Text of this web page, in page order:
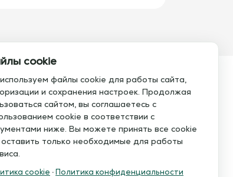
нами
93
Электронная почта:
info@assistent-trenera.ru
cookie
файлы cookie для работы сайта,
и сохранения настроек. Продолжая
сайтом, вы соглашаетесь с
cookie в соответствии с
ниже. Вы можете принять все cookie
оставить только необходимые для работы
cookie ·Политика конфиденциальности